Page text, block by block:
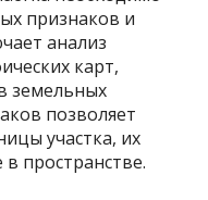
признаков и
анализ
карт,
земельных
позволяет
участка, их
пространстве.